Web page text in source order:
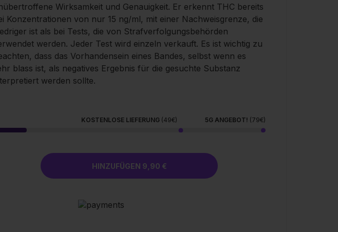
Wirksamkeit und Genauigkeit. Er erkennt THC bereits
Konzentrationen von nur 15 ng/ml, mit einer Nachweisgrenze, die
ist als bei Tests, die von Strafverfolgungsbehörden
werden. Jeder Test wird einzeln verkauft. Es ist wichtig zu
dass das Vorhandensein eines Bandes, selbst wenn es
blass ist, als negatives Ergebnis für die gesuchte Substanz
werden sollte.
KOSTENLOSE LIEFERUNG (49€) 5G ANGEBOT! (79€)
HINZUFÜGEN 9,90 €